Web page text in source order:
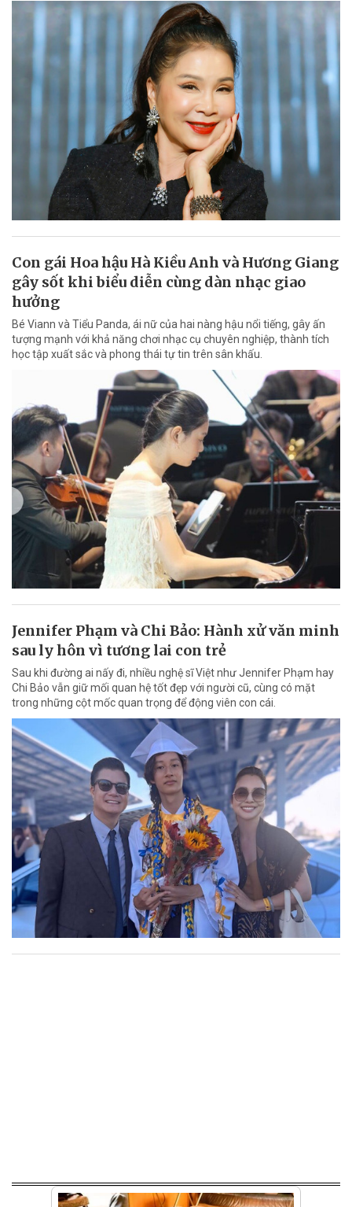
Con gái Hoa hậu Hà Kiều Anh và Hương Giang
gây sốt khi biểu diễn cùng dàn nhạc giao
hưởng
Bé Viann và Tiểu Panda, ái nữ của hai nàng hậu nổi tiếng, gây ấn
tượng mạnh với khả năng chơi nhạc cụ chuyên nghiệp, thành tích
học tập xuất sắc và phong thái tự tin trên sân khấu.
Jennifer Phạm và Chi Bảo: Hành xử văn minh
sau ly hôn vì tương lai con trẻ
Sau khi đường ai nấy đi, nhiều nghệ sĩ Việt như Jennifer Phạm hay
Chi Bảo vẫn giữ mối quan hệ tốt đẹp với người cũ, cùng có mặt
trong những cột mốc quan trọng để động viên con cái.